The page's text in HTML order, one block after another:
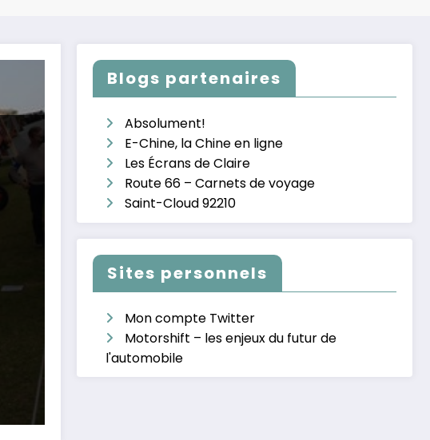
Blogs partenaires
Absolument!
E-Chine, la Chine en ligne
Les Écrans de Claire
Route 66 – Carnets de voyage
Saint-Cloud 92210
Sites personnels
Mon compte Twitter
Motorshift – les enjeux du futur de
l'automobile